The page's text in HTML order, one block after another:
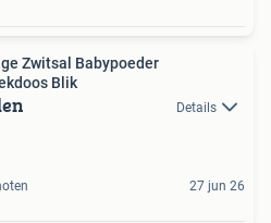
Zwitsal Babypoeder
Blik
Details
27 jun 26